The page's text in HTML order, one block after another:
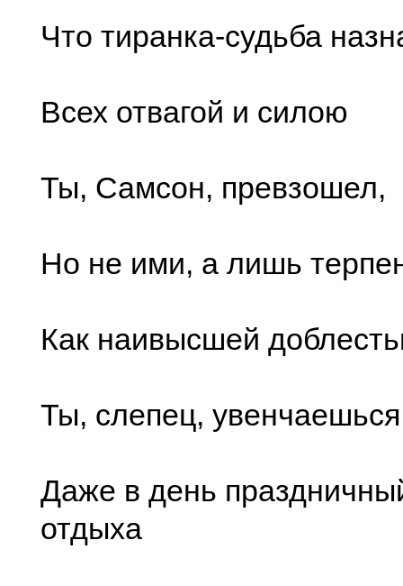
Что тиранка-судьба
Всех отвагой и силою
Ты, Самсон, превзошел,
Но не ими, а лишь
Как наивысшей
Ты, слепец,
Даже в день
отдыха